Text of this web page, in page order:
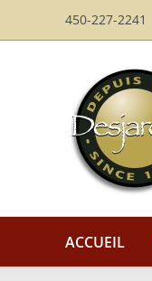
au
450-227-2241
ACCUEIL